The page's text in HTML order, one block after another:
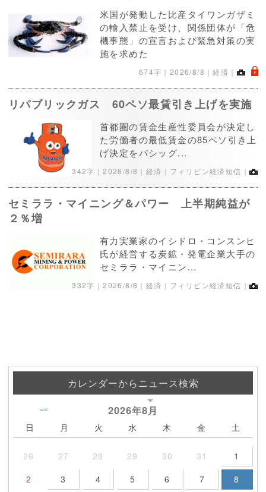
米国が発動した比産タイワンガザミ
の輸入禁止を受け、関係団体が「危
機事態」の宣言および緊急対策の実
施を求めた
674字｜ 2026/8/8 ｜経済｜ .
リパブリックガス 60ペソ最賃引き上げを実施
首都圏の賃金生産性委員会が決定し
た労働者の最低賃金の85ペソ引き上
げ決定をパシッグ...
342字｜2026/8/8 ｜経済｜フィリピン経済短信｜
セミララ・マイニング＆パワー 上半期純益が
２％増
有力実業家のイシドロ・コンスンヒ
氏が経営する炭鉱・発電企業大手の
セミララ・マイニン...
332字｜2026/8/8 ｜経済｜フィリピン経済短信｜
カレンダーからニュース検索
2026年8月
<<
日 月 火 水 木 金 土
26 27 28 29 30 31
1
2
3 4 5 6 7 8